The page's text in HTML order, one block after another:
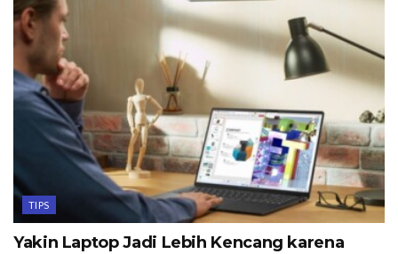
TIPS
Yakin Laptop Jadi Lebih Kencang karena